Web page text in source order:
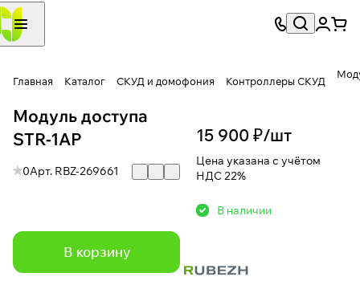
Главная Каталог СКУД и домофония Контроллеры СКУД
Модуль доступа
STR-1AP
0Арт. RBZ-269661
В корзину
15 900 ₽/шт
Цена указана с учётом
НДС 22%
В наличии